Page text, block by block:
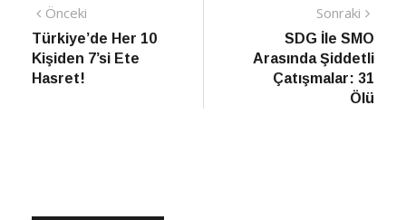
Yazı
gezinmesi
Önceki
haber
Türkiye’de Her 10
Kişiden 7’si Ete
Hasret!
Sonraki
SDG İle SMO
Arasında Şiddetli
Çatışmalar: 31
Ölü